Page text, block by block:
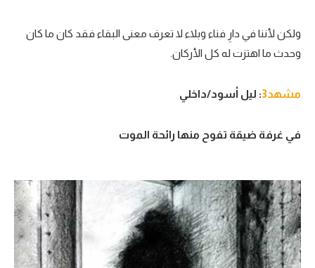
ولكن لأننا في دارِ فناء وبلاء لا تعرف معنى البقاء فقد كان ما كان
وحدث ما اهتزت له كل الأركان.
مشهد3 : ليل أسود/داخلي
في غرفة ضيقة تفوح منها رائحة الموت